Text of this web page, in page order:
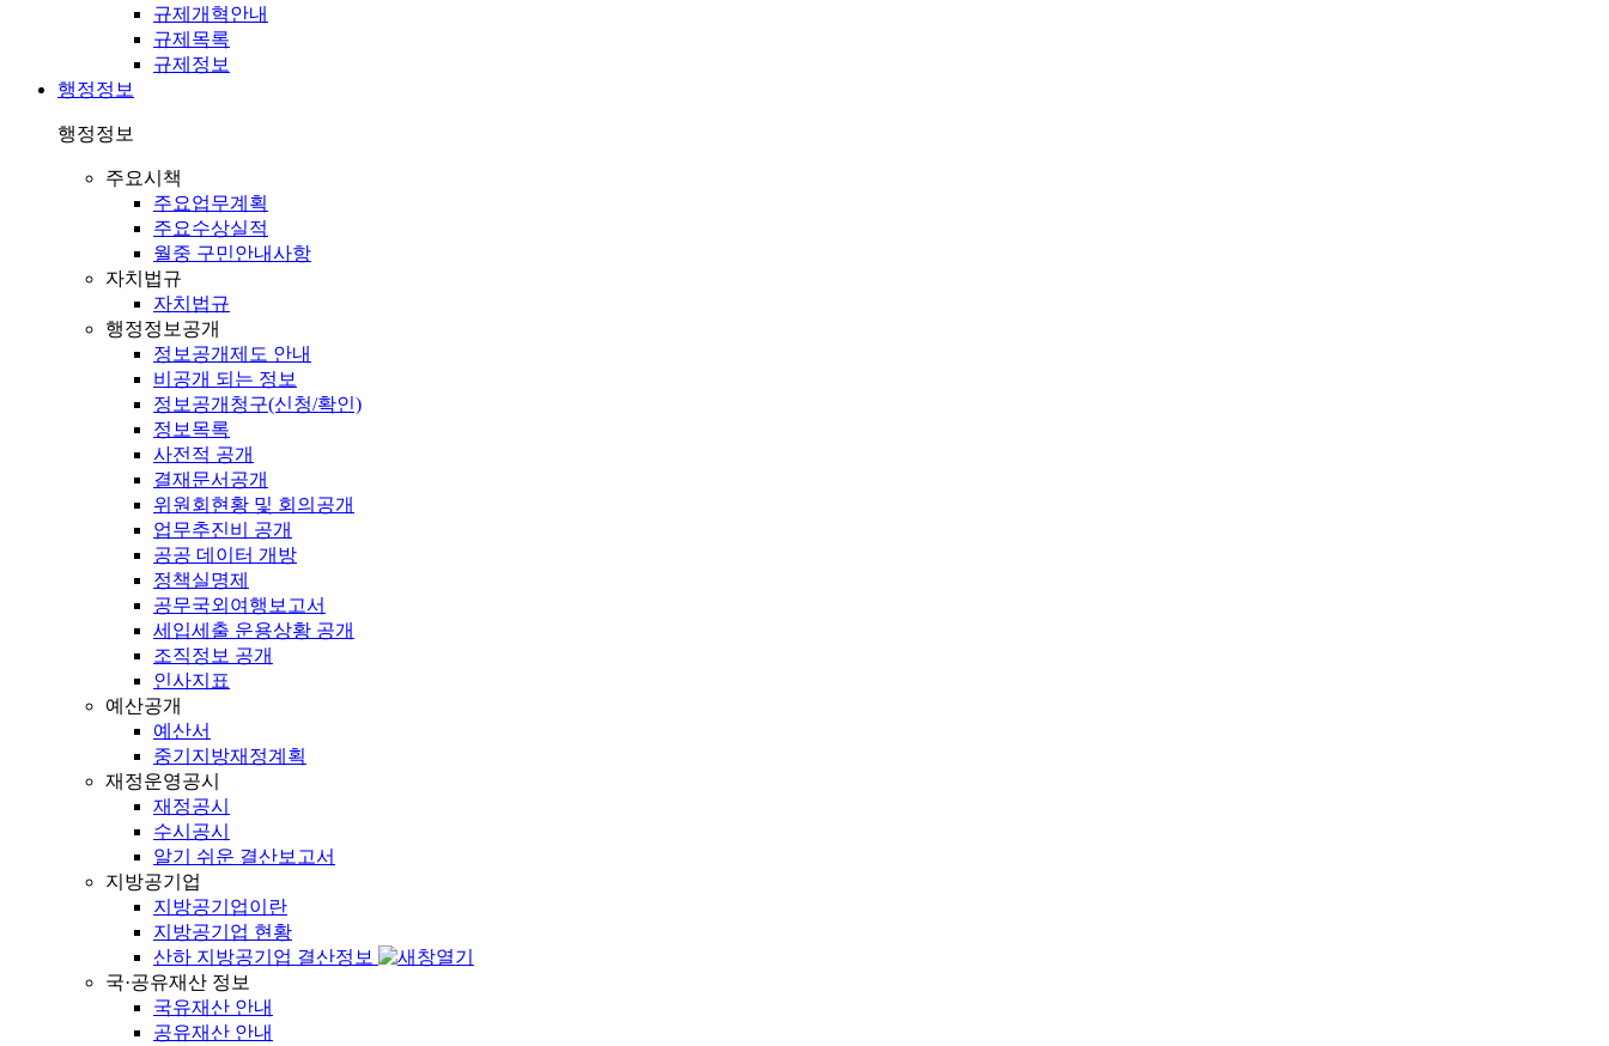
규제개혁안내
규제목록
규제정보
행정정보
행정정보
주요시책
주요업무계획
주요수상실적
월중 구민안내사항
자치법규
자치법규
행정정보공개
정보공개제도 안내
비공개 되는 정보
정보공개청구(신청/확인)
정보목록
사전적 공개
결재문서공개
위원회현황 및 회의공개
업무추진비 공개
공공 데이터 개방
정책실명제
공무국외여행보고서
세입세출 운용상황 공개
조직정보 공개
인사지표
예산공개
예산서
중기지방재정계획
재정운영공시
재정공시
수시공시
알기 쉬운 결산보고서
지방공기업
지방공기업이란
지방공기업 현황
산하 지방공기업 결산정보
국·공유재산 정보
국유재산 안내
공유재산 안내